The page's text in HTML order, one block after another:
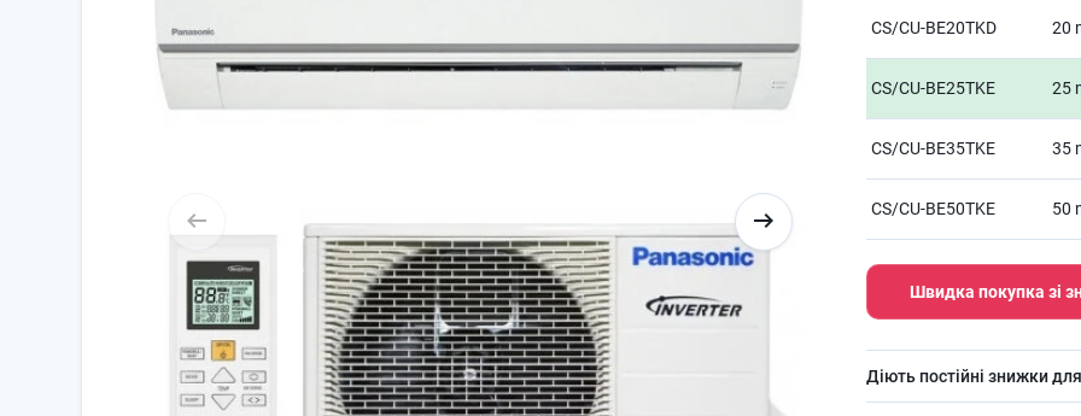
CS/CU-BE20TKD 20
CS/CU-BE25TKE 25
CS/CU-BE35TKE 35
CS/CU-BE50TKE 50
Швидка покупка зі
Діють постійні знижки